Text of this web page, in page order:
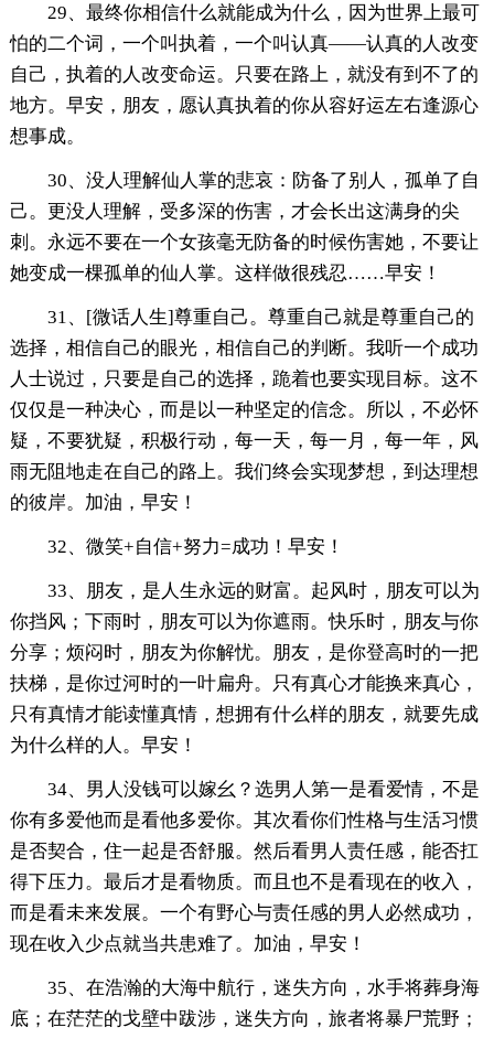
29、最终你相信什么就能成为什么，因为世界上最可
怕的二个词，一个叫执着，一个叫认真——认真的人改变
自己，执着的人改变命运。只要在路上，就没有到不了的
地方。早安，朋友，愿认真执着的你从容好运左右逢源心
想事成。
30、没人理解仙人掌的悲哀：防备了别人，孤单了自
己。更没人理解，受多深的伤害，才会长出这满身的尖
刺。永远不要在一个女孩毫无防备的时候伤害她，不要让
她变成一棵孤单的仙人掌。这样做很残忍……早安！
31、[微话人生]尊重自己。尊重自己就是尊重自己的
选择，相信自己的眼光，相信自己的判断。我听一个成功
人士说过，只要是自己的选择，跪着也要实现目标。这不
仅仅是一种决心，而是以一种坚定的信念。所以，不必怀
疑，不要犹疑，积极行动，每一天，每一月，每一年，风
雨无阻地走在自己的路上。我们终会实现梦想，到达理想
的彼岸。加油，早安！
32、微笑+自信+努力=成功！早安！
33、朋友，是人生永远的财富。起风时，朋友可以为
你挡风；下雨时，朋友可以为你遮雨。快乐时，朋友与你
分享；烦闷时，朋友为你解忧。朋友，是你登高时的一把
扶梯，是你过河时的一叶扁舟。只有真心才能换来真心，
只有真情才能读懂真情，想拥有什么样的朋友，就要先成
为什么样的人。早安！
34、男人没钱可以嫁幺？选男人第一是看爱情，不是
你有多爱他而是看他多爱你。其次看你们性格与生活习惯
是否契合，住一起是否舒服。然后看男人责任感，能否扛
得下压力。最后才是看物质。而且也不是看现在的收入，
而是看未来发展。一个有野心与责任感的男人必然成功，
现在收入少点就当共患难了。加油，早安！
35、在浩瀚的大海中航行，迷失方向，水手将葬身海
底；在茫茫的戈壁中跋涉，迷失方向，旅者将暴尸荒野；